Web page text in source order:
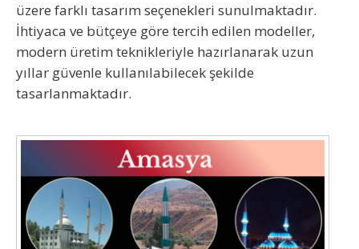
üzere farklı tasarım seçenekleri sunulmaktadır.
İhtiyaca ve bütçeye göre tercih edilen modeller,
modern üretim teknikleriyle hazırlanarak uzun
yıllar güvenle kullanılabilecek şekilde
tasarlanmaktadır.